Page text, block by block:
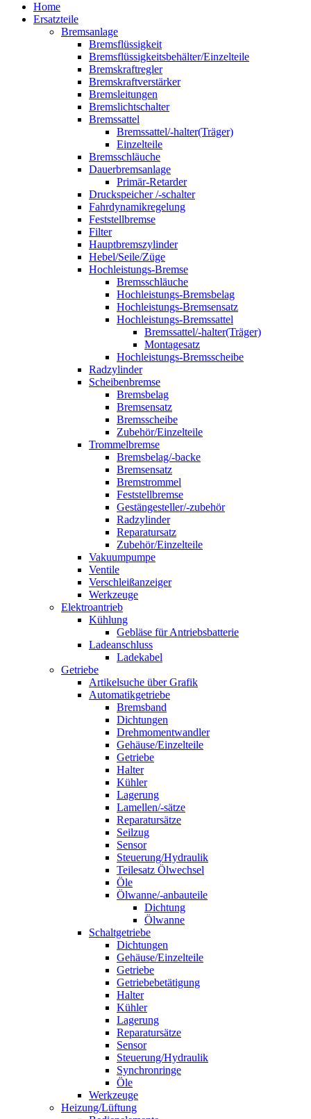
Home
Ersatzteile
Bremsanlage
Bremsflüssigkeit
Bremsflüssigkeitsbehälter/Einzelteile
Bremskraftregler
Bremskraftverstärker
Bremsleitungen
Bremslichtschalter
Bremssattel
Bremssattel/-halter(Träger)
Einzelteile
Bremsschläuche
Dauerbremsanlage
Primär-Retarder
Druckspeicher /-schalter
Fahrdynamikregelung
Feststellbremse
Filter
Hauptbremszylinder
Hebel/Seile/Züge
Hochleistungs-Bremse
Bremsschläuche
Hochleistungs-Bremsbelag
Hochleistungs-Bremsensatz
Hochleistungs-Bremssattel
Bremssattel/-halter(Träger)
Montagesatz
Hochleistungs-Bremsscheibe
Radzylinder
Scheibenbremse
Bremsbelag
Bremsensatz
Bremsscheibe
Zubehör/Einzelteile
Trommelbremse
Bremsbelag/-backe
Bremsensatz
Bremstrommel
Feststellbremse
Gestängesteller/-zubehör
Radzylinder
Reparatursatz
Zubehör/Einzelteile
Vakuumpumpe
Ventile
Verschleißanzeiger
Werkzeuge
Elektroantrieb
Kühlung
Gebläse für Antriebsbatterie
Ladeanschluss
Ladekabel
Getriebe
Artikelsuche über Grafik
Automatikgetriebe
Bremsband
Dichtungen
Drehmomentwandler
Gehäuse/Einzelteile
Getriebe
Halter
Kühler
Lagerung
Lamellen/-sätze
Reparatursätze
Seilzug
Sensor
Steuerung/Hydraulik
Teilesatz Ölwechsel
Öle
Ölwanne/-anbauteile
Dichtung
Ölwanne
Schaltgetriebe
Dichtungen
Gehäuse/Einzelteile
Getriebe
Getriebebetätigung
Halter
Kühler
Lagerung
Reparatursätze
Sensor
Steuerung/Hydraulik
Synchronringe
Öle
Werkzeuge
Heizung/Lüftung